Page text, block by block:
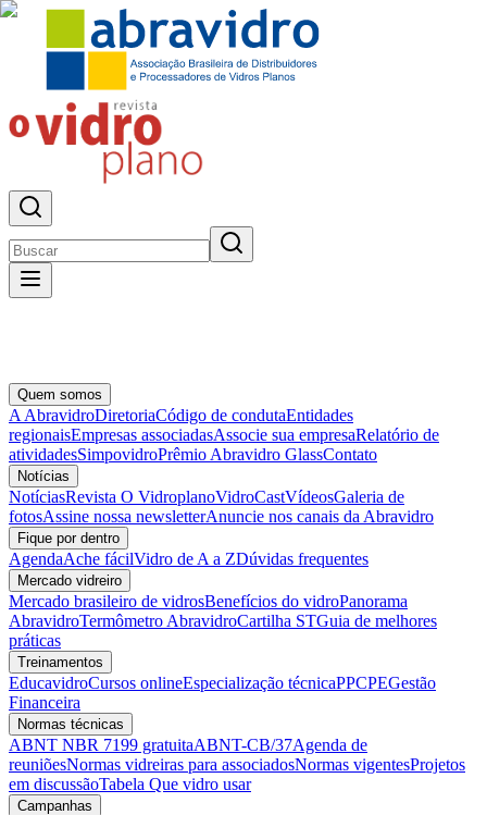
Quem somos
A AbravidroDiretoriaCódigo de condutaEntidades
regionaisEmpresas associadasAssocie sua empresaRelatório de
atividadesSimpovidroPrêmio Abravidro GlassContato
Notícias
NotíciasRevista O VidroplanoVidroCastVídeosGaleria de
fotosAssine nossa newsletterAnuncie nos canais da Abravidro
Fique por dentro
AgendaAche fácilVidro de A a ZDúvidas frequentes
Mercado vidreiro
Mercado brasileiro de vidrosBenefícios do vidroPanorama
AbravidroTermômetro AbravidroCartilha STGuia de melhores
práticas
Treinamentos
EducavidroCursos onlineEspecialização técnicaPPCPEGestão
Financeira
Normas técnicas
ABNT NBR 7199 gratuitaABNT-CB/37Agenda de
reuniõesNormas vidreiras para associadosNormas vigentesProjetos
em discussãoTabela Que vidro usar
Campanhas